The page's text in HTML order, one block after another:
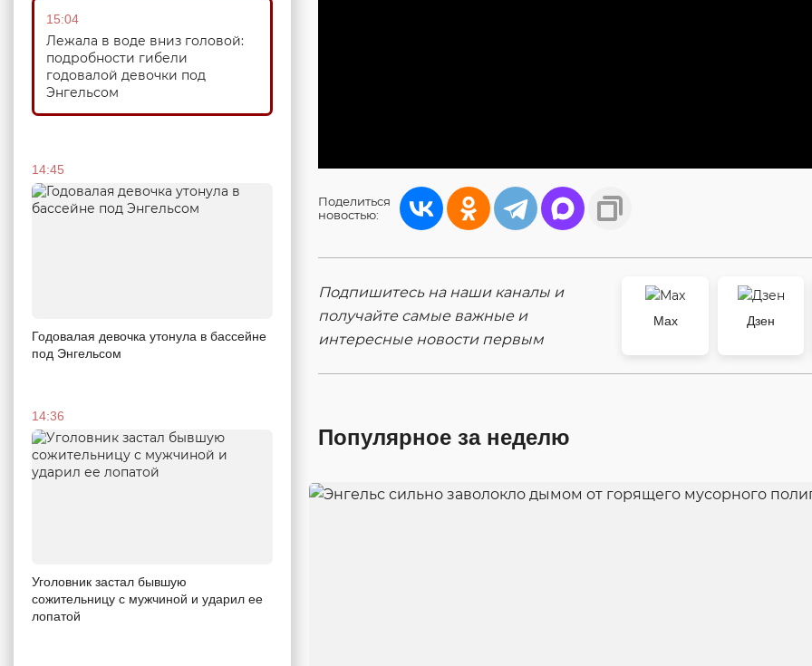
15:04
Лежала в воде вниз головой:
подробности гибели
годовалой девочки под
Энгельсом
14:45
Годовалая девочка утонула в бассейне
под Энгельсом
14:36
Уголовник застал бывшую
сожительницу с мужчиной и ударил ее
лопатой
Поделиться
новостью:
Подпишитесь на наши каналы и
получайте самые важные и
интересные новости первым
Max
Дзен
Популярное за неделю